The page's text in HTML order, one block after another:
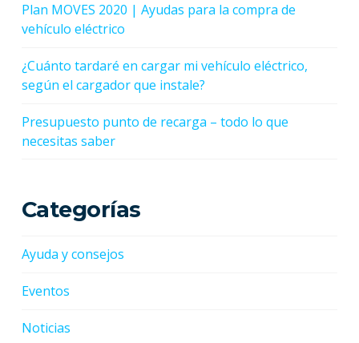
Plan MOVES 2020 | Ayudas para la compra de
vehículo eléctrico
¿Cuánto tardaré en cargar mi vehículo eléctrico,
según el cargador que instale?
Presupuesto punto de recarga – todo lo que
necesitas saber
Categorías
Ayuda y consejos
Eventos
Noticias